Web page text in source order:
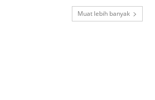
Muat lebih banyak